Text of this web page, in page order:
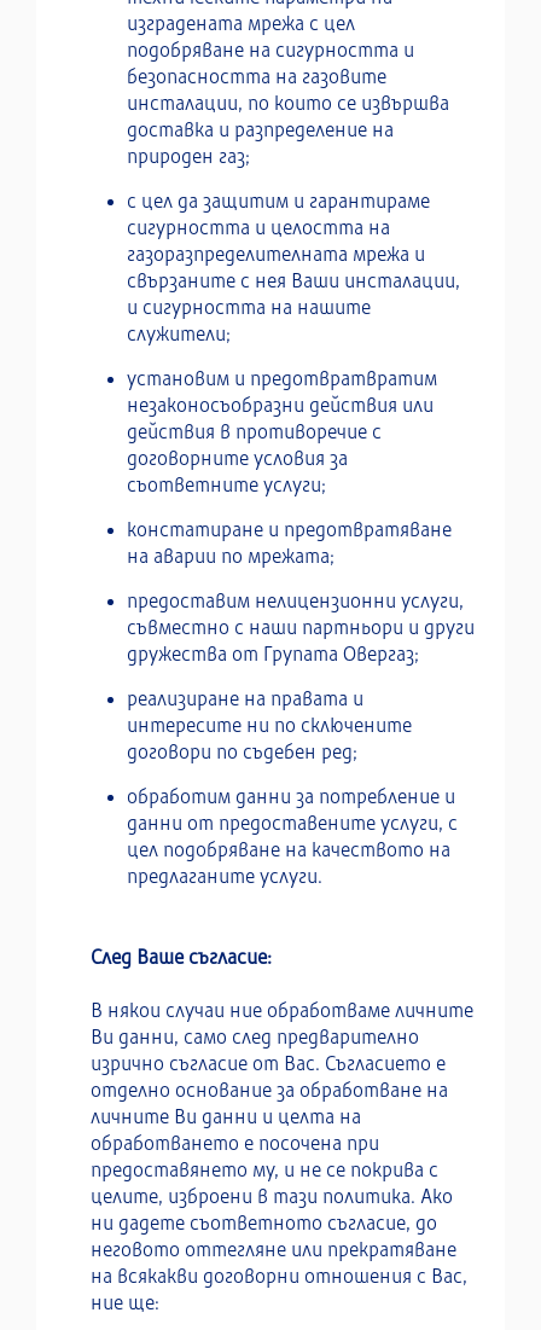
изградената мрежа с цел
подобряване на сигурността и
безопасността на газовите
инсталации, по които се извършва
доставка и разпределение на
природен газ;
с цел да защитим и гарантираме
сигурността и целостта на
газоразпределителната мрежа и
свързаните с нея Ваши инсталации,
и сигурността на нашите
служители;
установим и предотвратвратим
незаконосъобразни действия или
действия в противоречие с
договорните условия за
съответните услуги;
констатиране и предотвратяване
на аварии по мрежата;
предоставим нелицензионни услуги,
съвместно с наши партньори и други
дружества от Групата Овергаз;
реализиране на правата и
интересите ни по сключените
договори по съдебен ред;
обработим данни за потребление и
данни от предоставените услуги, с
цел подобряване на качеството на
предлаганите услуги.
След Ваше съгласие:
В някои случаи ние обработваме личните
Ви данни, само след предварително
изрично съгласие от Вас. Съгласието е
отделно основание за обработване на
личните Ви данни и целта на
обработването е посочена при
предоставянето му, и не се покрива с
целите, изброени в тази политика. Ако
ни дадете съответното съгласие, до
неговото оттегляне или прекратяване
на всякакви договорни отношения с Вас,
ние ще: